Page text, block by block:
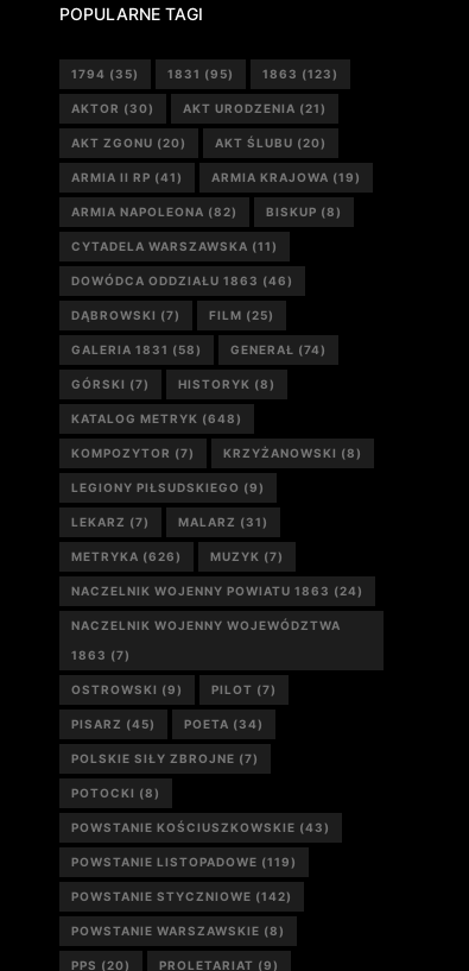
POPULARNE TAGI
1794 (35) 1831 (95) 1863 (123)
AKTOR (30) AKT URODZENIA (21)
AKT ZGONU (20) AKT ŚLUBU (20)
ARMIA II RP (41) ARMIA KRAJOWA (19)
ARMIA NAPOLEONA (82) BISKUP (8)
CYTADELA WARSZAWSKA (11)
DOWÓDCA ODDZIAŁU 1863 (46)
DĄBROWSKI (7) FILM (25)
GALERIA 1831 (58) GENERAŁ (74)
GÓRSKI (7) HISTORYK (8)
KATALOG METRYK (648)
KOMPOZYTOR (7) KRZYŻANOWSKI (8)
LEGIONY PIŁSUDSKIEGO (9)
LEKARZ (7) MALARZ (31)
METRYKA (626) MUZYK (7)
NACZELNIK WOJENNY POWIATU 1863 (24)
NACZELNIK WOJENNY WOJEWÓDZTWA
1863 (7)
OSTROWSKI (9) PILOT (7)
PISARZ (45) POETA (34)
POLSKIE SIŁY ZBROJNE (7)
POTOCKI (8)
POWSTANIE KOŚCIUSZKOWSKIE (43)
POWSTANIE LISTOPADOWE (119)
POWSTANIE STYCZNIOWE (142)
POWSTANIE WARSZAWSKIE (8)
PPS (20) PROLETARIAT (9)